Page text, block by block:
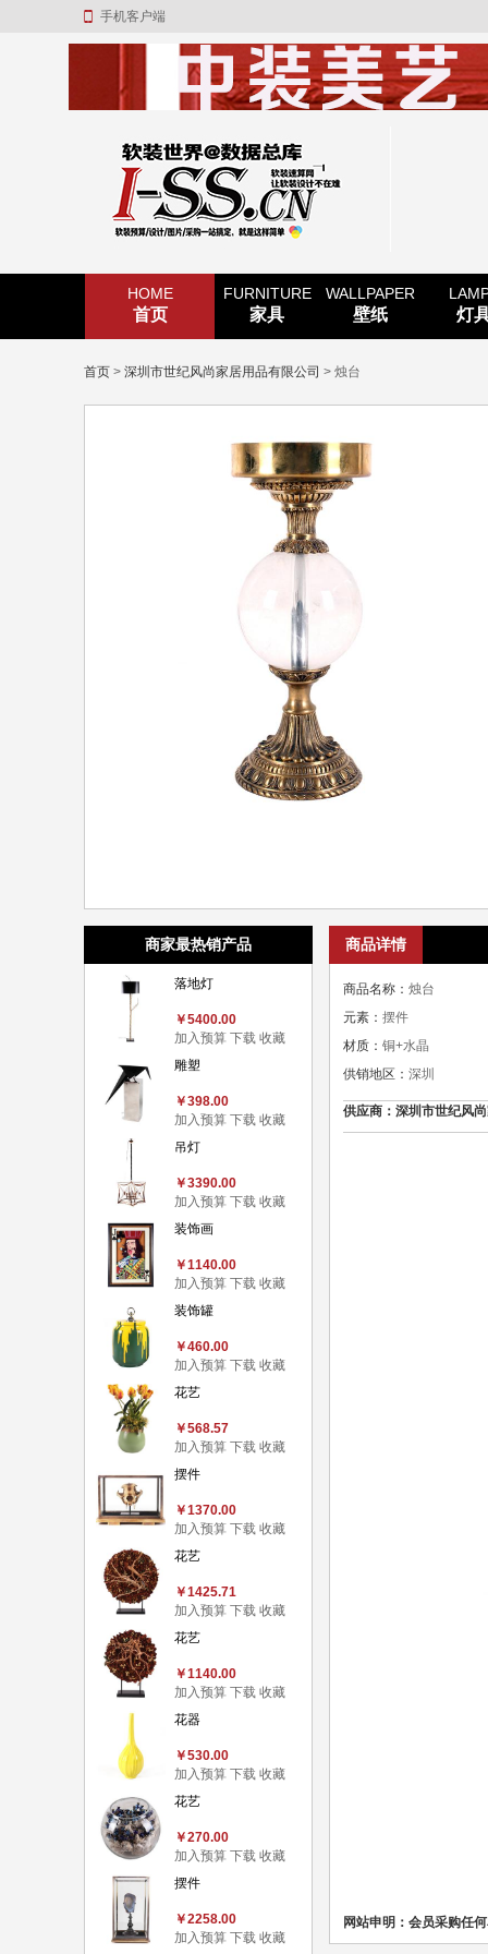
手机客户端
HOME
首页
FURNITURE
家具
WALLPAPER
壁纸 灯
首页 > 深圳市世纪风尚家居用品有限公司 > 烛台
商家最热销产品
落地灯
￥5400.00
加入预算 下载 收藏
雕塑
￥398.00
加入预算 下载 收藏
吊灯
￥3390.00
加入预算 下载 收藏
装饰画
￥1140.00
加入预算 下载 收藏
装饰罐
￥460.00
加入预算 下载 收藏
花艺
￥568.57
加入预算 下载 收藏
摆件
￥1370.00
加入预算 下载 收藏
花艺
￥1425.71
加入预算 下载 收藏
花艺
￥1140.00
加入预算 下载 收藏
花器
￥530.00
加入预算 下载 收藏
花艺
￥270.00
加入预算 下载 收藏
摆件
￥2258.00
加入预算 下载 收藏
商品详情
商品名称： 烛台
元素： 摆件
材质： 铜+水晶
供销地区： 深圳
供应商：深圳市世纪风
网站申明：会员采购任